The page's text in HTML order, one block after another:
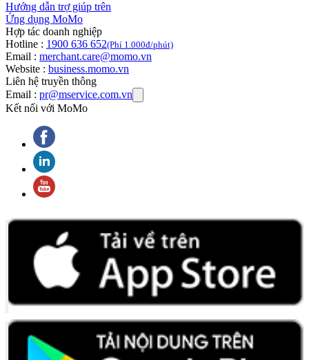
Hướng dẫn trợ giúp trên
Ứng dụng MoMo
Hợp tác doanh nghiệp
Hotline : 1900 636 652(Phí 1.000đ/phút)
Email : merchant.care@momo.vn
Website : business.momo.vn
Liên hệ truyền thông
Email : pr@mservice.com.vn
Kết nối với MoMo